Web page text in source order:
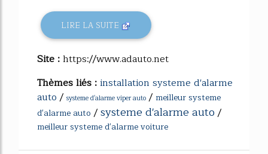
LIRE LA SUITE
Site :https://www.adauto.net
Thèmes liés :installation systeme d'alarme
auto/ systeme d'alarme viper auto / meilleur systeme
d'alarme auto /systeme d'alarme auto/
meilleur systeme d'alarme voiture